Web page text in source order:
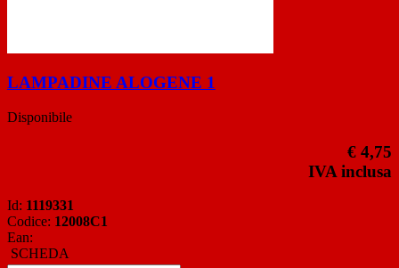
LAMPADINE ALOGENE 1
Disponibile
€ 4,75
IVA inclusa
Id: 1119331
Codice: 12008C1
Ean:
SCHEDA